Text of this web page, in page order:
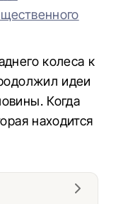
колеса к
идеи
Когда
находится